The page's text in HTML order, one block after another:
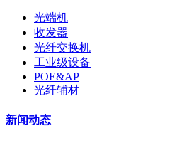
光端机
收发器
光纤交换机
工业级设备
POE&AP
光纤辅材
新闻动态